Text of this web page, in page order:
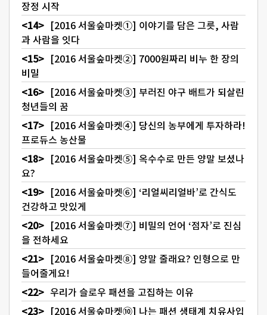
장정 시작
[2016 서울숲마켓①] 이야기를 담은 그릇, 사람
과 사람을 잇다
[2016 서울숲마켓②] 7000원짜리 비누 한 장의
비밀
[2016 서울숲마켓③] 부러진 야구 배트가 되살린
청년들의 꿈
[2016 서울숲마켓④] 당신의 농부에게 투자하라!
프로듀스 농산물
[2016 서울숲마켓⑤] 옥수수로 만든 양말 보셨나
요?
[2016 서울숲마켓⑥] ‘리얼씨리얼바’로 간식도
건강하고 맛있게
[2016 서울숲마켓⑦] 비밀의 언어 ‘점자’로 진심
을 전하세요
[2016 서울숲마켓⑧] 양말 줄래요? 인형으로 만
들어줄게요!
우리가 슬로우 패션을 고집하는 이유
[2016 서울숲마켓⑩] 나는 패션 생태계 치유사입